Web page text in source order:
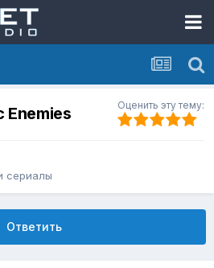
Оценить эту тему:
сериалы
Ответить